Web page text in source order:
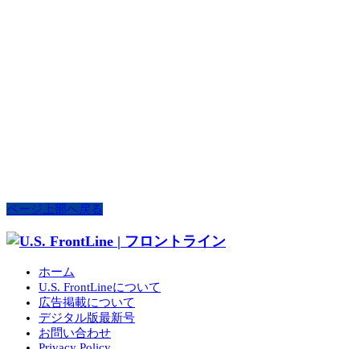
ページ上部へ戻る
ホーム
U.S. FrontLineについて
広告掲載について
デジタル版最新号
お問い合わせ